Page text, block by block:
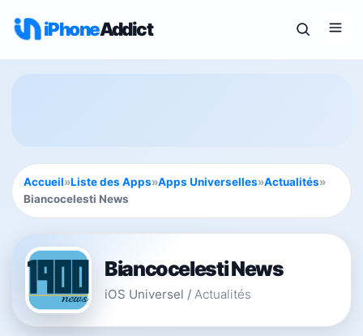
iPhoneAddict
Accueil»Liste des Apps»Apps Universelles»Actualités»
Biancocelesti News
Biancocelesti News
iOS Universel / Actualités